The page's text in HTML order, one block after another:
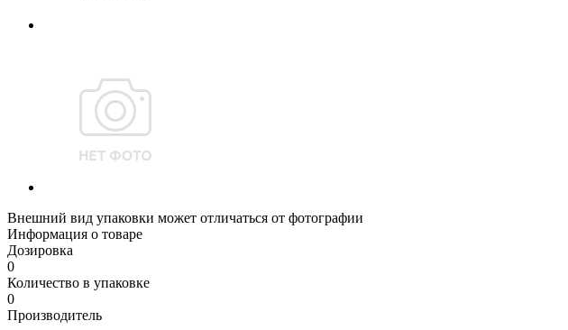
Внешний вид упаковки может отличаться от фотографии
Информация о товаре
Дозировка
0
Количество в упаковке
0
Производитель